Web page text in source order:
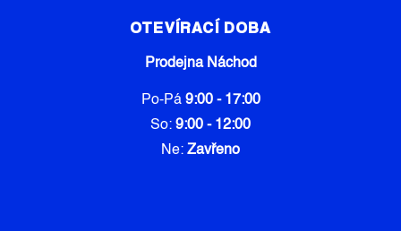
OTEVÍRACÍ DOBA
Prodejna Náchod
Po-Pá 9:00 - 17:00
So: 9:00 - 12:00
Ne: Zavřeno